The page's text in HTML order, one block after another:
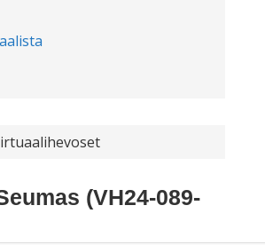
(VH24-089-